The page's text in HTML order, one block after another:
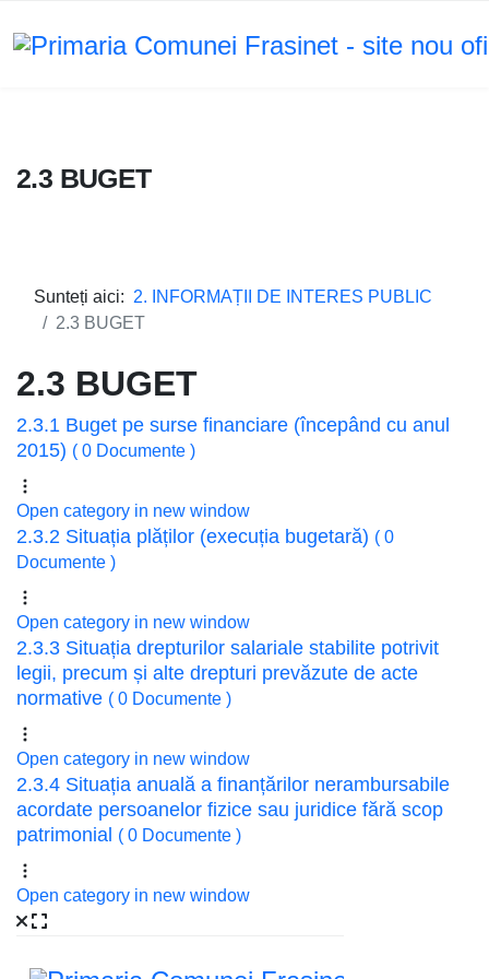
2.3 BUGET
Sunteți aici: 2. INFORMAȚII DE INTERES PUBLIC
2.3 BUGET
2.3 BUGET
2.3.1 Buget pe surse financiare (începând cu anul
2015) ( 0 Documente )
Open category in new window
2.3.2 Situația plăților (execuția bugetară) ( 0
Documente )
Open category in new window
2.3.3 Situația drepturilor salariale stabilite potrivit
legii, precum și alte drepturi prevăzute de acte
normative ( 0 Documente )
Open category in new window
2.3.4 Situația anuală a finanțărilor nerambursabile
acordate persoanelor fizice sau juridice fără scop
patrimonial ( 0 Documente )
Open category in new window